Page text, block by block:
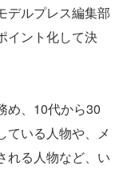
デルプレス編集部
イント化して決
め、10代から30
ている人物や、メ
れる人物など、い